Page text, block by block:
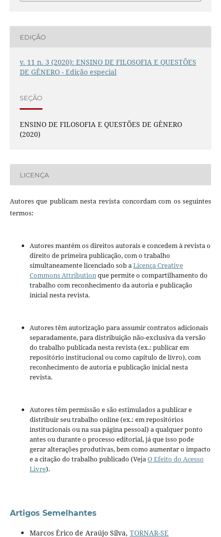
EDIÇÃO
v. 11 n. 3 (2020): ENSINO DE FILOSOFIA E QUESTÕES
DE GÊNERO - Edição especial
SEÇÃO
ENSINO DE FILOSOFIA E QUESTÕES DE GÊNERO
(2020)
LICENÇA
Autores que publicam nesta revista concordam com os seguintes
termos:
Autores mantém os direitos autorais e concedem à revista o
direito de primeira publicação, com o trabalho
simultaneamente licenciado sob aLicença Creative
Commons Attributionque permite o compartilhamento do
trabalho com reconhecimento da autoria e publicação
inicial nesta revista.
Autores têm autorização para assumir contratos adicionais
separadamente, para distribuição não-exclusiva da versão
do trabalho publicada nesta revista (ex.: publicar em
repositório institucional ou como capítulo de livro), com
reconhecimento de autoria e publicação inicial nesta
revista.
Autores têm permissão e são estimulados a publicar e
distribuir seu trabalho online (ex.: em repositórios
institucionais ou na sua página pessoal) a qualquer ponto
antes ou durante o processo editorial, já que isso pode
gerar alterações produtivas, bem como aumentar o impacto
e a citação do trabalho publicado (VejaO Efeito do Acesso
Livre).
Artigos Semelhantes
Marcos Érico de Araújo Silva, TORNAR-SE